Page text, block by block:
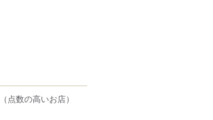
（点数の高いお店）